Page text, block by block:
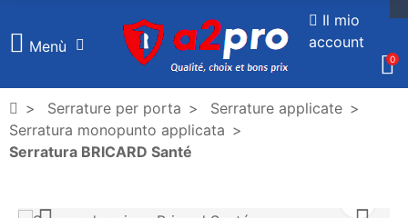
Menù
Il mio
account
0
Serrature per porta
Serrature applicate
Serratura monopunto applicata
Serratura BRICARD Santé